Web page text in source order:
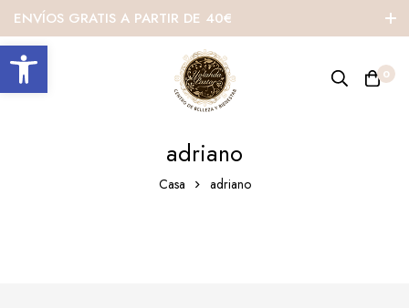
Abrir barra de herramientas
ENVÍOS GRATIS A PARTIR DE 40€
0
adriano
Casa adriano